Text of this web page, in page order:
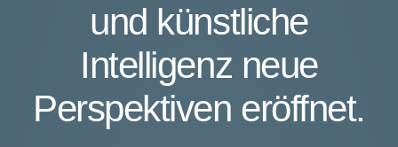
und künstliche
Intelligenz neue
Perspektiven eröffnet.